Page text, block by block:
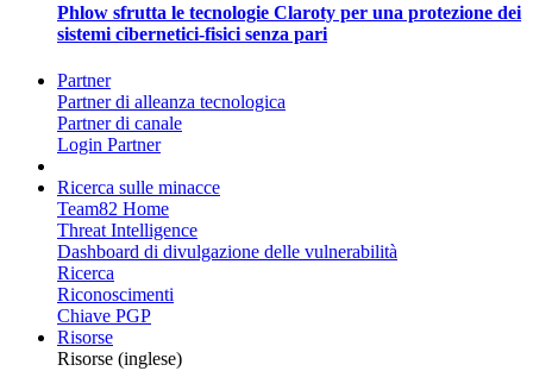
Phlow sfrutta le tecnologie Claroty per una protezione dei
sistemi cibernetici-fisici senza pari
Partner
Partner di alleanza tecnologica
Partner di canale
Login Partner
Ricerca sulle minacce
Team82 Home
Threat Intelligence
Dashboard di divulgazione delle vulnerabilità
Ricerca
Riconoscimenti
Chiave PGP
Risorse
Risorse (inglese)